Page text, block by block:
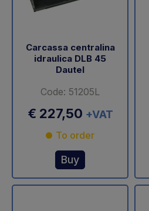
Carcassa centralina
idraulica DLB 45
Dautel
Code: 51205L
€ 227,50 +VAT
To order
Buy